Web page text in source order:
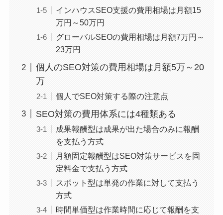
インハウスSEO支援の費用相場は月額15
万円～50万円
グローバルSEOの費用相場は月額7万円～
23万円
個人のSEO対策の費用相場は月額5万～20
万
個人でSEO対策する際の注意点
SEO対策の費用体系には4種類ある
成果報酬型は成果が出た場合のみに報酬
を支払う方式
月額固定報酬型はSEO対策サービスを固
定料金で支払う方式
スポット型は単発の作業に対して支払う
方式
時間単価型は作業時間に応じて報酬を支